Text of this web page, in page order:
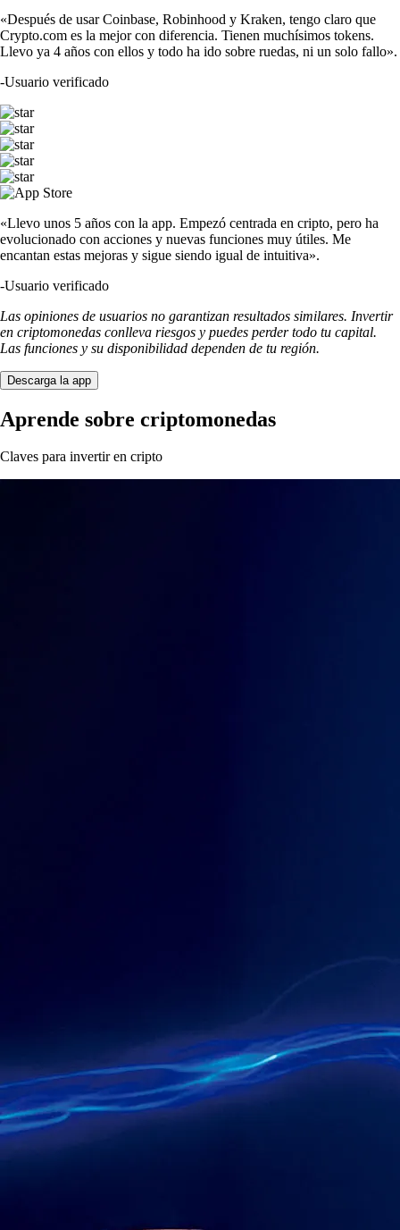
«Después de usar Coinbase, Robinhood y Kraken, tengo claro que
Crypto.com es la mejor con diferencia. Tienen muchísimos tokens.
Llevo ya 4 años con ellos y todo ha ido sobre ruedas, ni un solo fallo».
-Usuario verificado
«Llevo unos 5 años con la app. Empezó centrada en cripto, pero ha
evolucionado con acciones y nuevas funciones muy útiles. Me
encantan estas mejoras y sigue siendo igual de intuitiva».
-Usuario verificado
Las opiniones de usuarios no garantizan resultados similares. Invertir
en criptomonedas conlleva riesgos y puedes perder todo tu capital.
Las funciones y su disponibilidad dependen de tu región.
Descarga la app
Aprende sobre criptomonedas
Claves para invertir en cripto